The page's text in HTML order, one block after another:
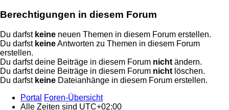
Berechtigungen in diesem Forum
Du darfst keine neuen Themen in diesem Forum erstellen.
Du darfst keineAntworten zu Themen in diesem Forum
erstellen.
Du darfst deine Beiträge in diesem Forum nicht ändern.
Du darfst deine Beiträge in diesem Forum nicht löschen.
Du darfst keine Dateianhänge in diesem Forum erstellen.
Portal
Foren-Übersicht
Alle Zeiten sind UTC+02:00